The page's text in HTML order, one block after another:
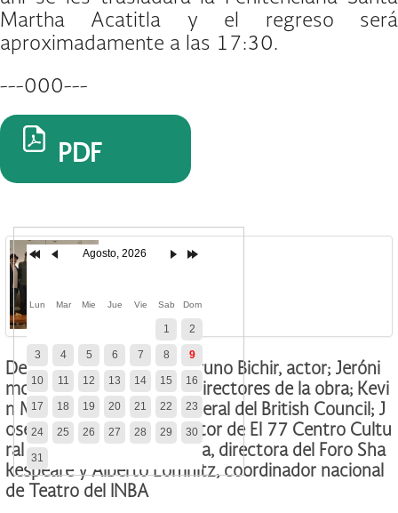
Martha Acatitla y el regreso será
aproximadamente a las 17:30.
---000---
PDF
De izquierda a derecha: Bruno Bichir, actor; Jeróni
mo Best y Camilla Brett, directores de la obra; Kevi
n Mackenzie, director general del British Council; J
osé Carlos Balaguer, director de El 77 Centro Cultu
ral Autogestivo; Itari Marta, directora del Foro Sha
kespeare y Alberto Lomnitz, coordinador nacional
de Teatro del INBA
Agosto, 2026
Lun Mar Mie Jue Vie Sab Dom
1 2
3 4 5 6 7 8 9
10 11 12 13 14 15 16
17 18 19 20 21 22 23
24 25 26 27 28 29 30
31